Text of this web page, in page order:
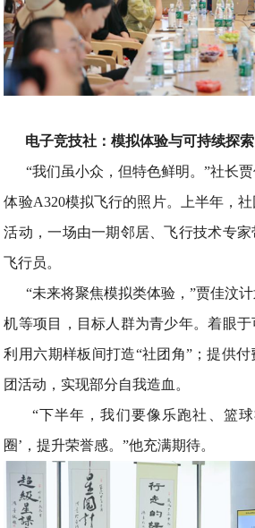
电子竞技社：模拟体验与可持续探索
“我们虽小众，但特色鲜明。”社长
体验A320模拟飞行的照片。上半年，
活动，一场由一期邻居、飞行技术专
飞行员。
“未来将聚焦模拟类体验，”贾佳汶
机等项目，目标人群为青少年。着眼
利用六期样板间打造“社团角”；提供
团活动，实现部分自我造血。
“下半年，我们要像乐跑社、篮
圈’，提升荣誉感。”他充满期待。